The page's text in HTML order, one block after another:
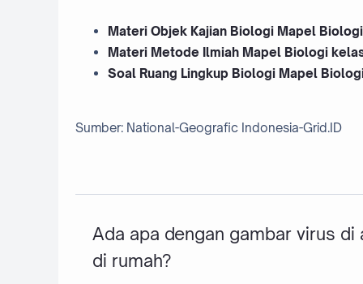
Materi Objek Kajian Biologi Mapel
Materi Metode Ilmiah Mapel Biologi
Soal Ruang Lingkup Biologi Mapel
Sumber: National-Geografic Indonesia-Grid.ID
Ada apa dengan gambar virus
di rumah?